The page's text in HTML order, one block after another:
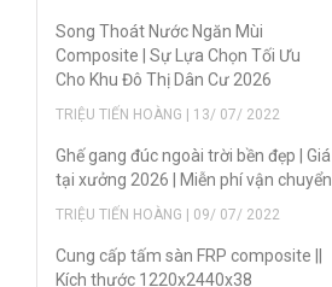
Song Thoát Nước Ngăn Mùi
Composite | Sự Lựa Chọn Tối Ưu
Cho Khu Đô Thị Dân Cư 2026
TRIỆU TIẾN HOÀNG | 13/ 07/ 2022
Ghế gang đúc ngoài trời bền đẹp | Giá
tại xưởng 2026 | Miễn phí vận chuyển
TRIỆU TIẾN HOÀNG | 09/ 07/ 2022
Cung cấp tấm sàn FRP composite ||
Kích thước 1220x2440x38